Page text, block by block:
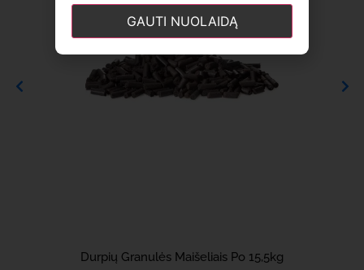
Durpių Granulės Maišeliais Po 15,5kg
GAUTI NUOLAIDĄ